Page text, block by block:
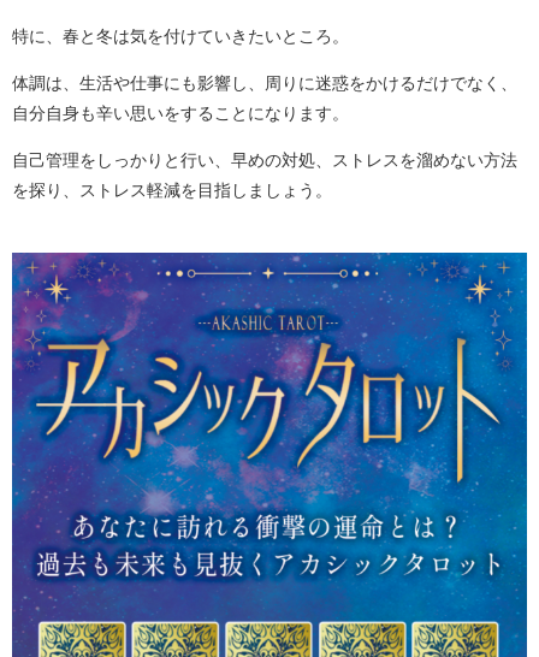
特に、春と冬は気を付けていきたいところ。
体調は、生活や仕事にも影響し、周りに迷惑をかけるだけでなく、
自分自身も辛い思いをすることになります。
自己管理をしっかりと行い、早めの対処、ストレスを溜めない方法
を探り、ストレス軽減を目指しましょう。